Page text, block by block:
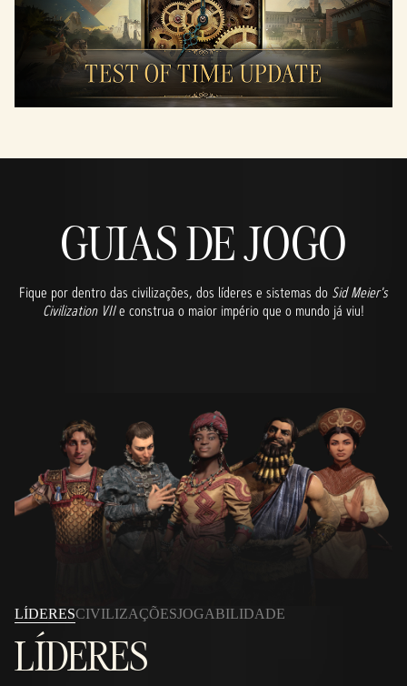
GUIAS DE JOGO
Fique por dentro das civilizações, dos líderes e sistemas do Sid Meier's
Civilization VIIe construa o maior império que o mundo já viu!
LÍDERESCIVILIZAÇÕESJOGABILIDADE
LÍDERES